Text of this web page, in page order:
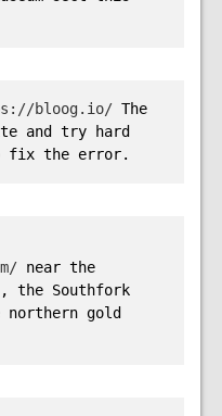
bloog.io/ The
and try hard
fix the error.
near the
the Southfork
northern gold